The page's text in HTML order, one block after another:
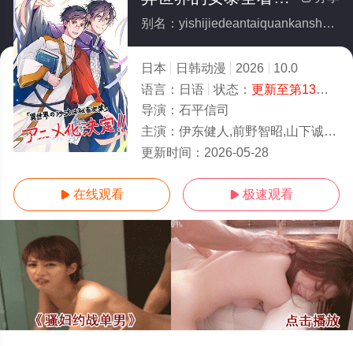
更新至第13集
别名：yishijiedeantaiquankanshexu
日本 日韩动漫 2026
10.0
语言： 日语 状态： 更新至第13集
导演： 石平信司
主演： 伊东健人,前野智昭,山下诚一郎,东地宏树,山口智广,镰仓有那,虎岛贵明,森崎温,兴津和幸,井泽诗织,小野友树
更新时间： 2026-05-28
 在线观看  极速观看